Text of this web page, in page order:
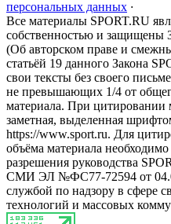
персональных данных ·
Все материалы SPORT.RU
собственностью и защищены
(Об авторском праве и
статьёй 19 данного Закона
свои тексты без своего
не превышающих 1/4 от
материала. При цитировании
заметная, выделенная
https://www.sport.ru. Для
объёма материала
разрешения руководства
СМИ ЭЛ №ФС77-72594 от
службой по надзору в сфере
технологий и массовых